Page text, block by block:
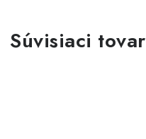
Súvisiaci tovar